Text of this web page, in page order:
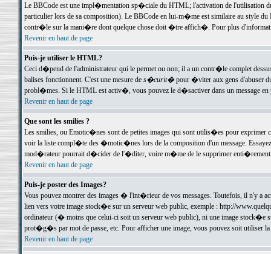
Le BBCode est une impl�mentation sp�ciale du HTML; l'activation de l'utilisation
particulier lors de sa composition). Le BBCode en lui-m�me est similaire au style
contr�le sur la mani�re dont quelque chose doit �tre affich�. Pour plus
Revenir en haut de page
Puis-je utiliser le HTML?
Ceci d�pend de l'administrateur qui le permet ou non; il a un contr�le complet
balises fonctionnent. C'est une mesure de s�curit�pour �viter aux gens d'abuser
probl�mes. Si le HTML est activ�, vous pouvez le d�sactiver dans un message en
Revenir en haut de page
Que sont les smilies ?
Les smilies, ou Emotic�nes sont de petites images qui sont utilis�es pour exprimer
voir la liste compl�te des �motic�nes lors de la composition d'un message.
mod�rateur pourrait d�cider de l'�diter, voire m�me de le supprimer
Revenir en haut de page
Puis-je poster des Images?
Vous pouvez montrer des images � l'int�rieur de vos messages. Toutefois, il n'y a
lien vers votre image stock�e sur un serveur web public, exemple : http://
ordinateur (� moins que celui-ci soit un serveur web public), ni une image stock�e
prot�g�s par mot de passe, etc. Pour afficher une image, vous pouvez soit
Revenir en haut de page